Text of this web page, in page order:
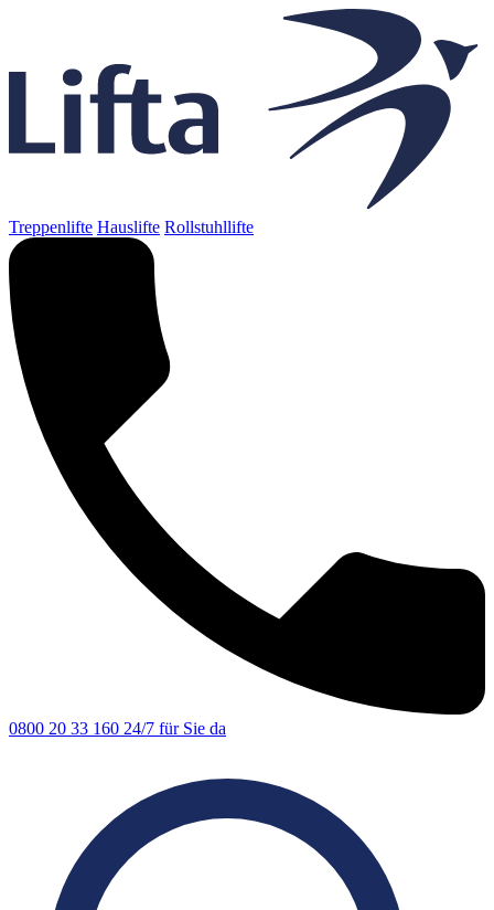
Treppenlifte Hauslifte Rollstuhllifte
0800 20 33 160 24/7 für Sie da